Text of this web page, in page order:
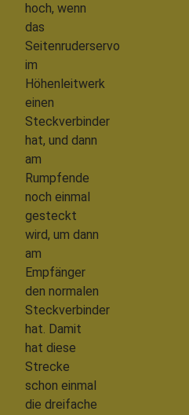
hoch, wenn
das
Seitenruderservo
im
Höhenleitwerk
einen
Steckverbinder
hat, und dann
am
Rumpfende
noch einmal
gesteckt
wird, um dann
am
Empfänger
den normalen
Steckverbinder
hat. Damit
hat diese
Strecke
schon einmal
die dreifache